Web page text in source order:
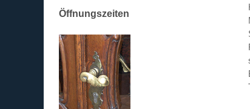
Öffnungszeiten